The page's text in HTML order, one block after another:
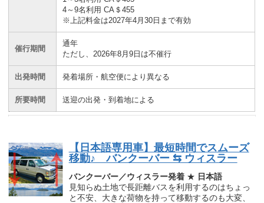
4～9名利用 CA＄455
※上記料金は2027年4月30日まで有効
催行期間
通年
ただし、2026年8月9日は不催行
出発時間 発着場所・航空便により異なる
所要時間 送迎の出発・到着地による
【日本語専用車】最短時間でスムーズ
移動♪ バンクーバー ⇆ ウィスラー
バンクーバー／ウィスラー発着★ 日本語
見知らぬ土地で長距離バスを利用するのはちょっ
と不安、大きな荷物を持って移動するのも大変、